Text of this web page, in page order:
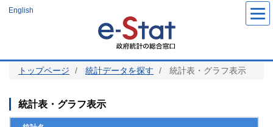
ツ
English
トップページ 統計データを探す 統計表・グラフ表示
統計表・グラフ表示